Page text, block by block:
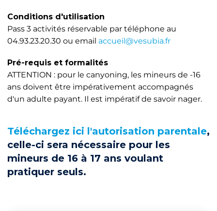
Conditions d'utilisation
Pass 3 activités réservable par téléphone au
04.93.23.20.30 ou email accueil@vesubia.fr
Pré-requis et formalités
ATTENTION : pour le canyoning, les mineurs de -16
ans doivent être impérativement accompagnés
d'un adulte payant. Il est impératif de savoir nager.
Téléchargez ici l'autorisation parentale,
celle-ci sera nécessaire pour les
mineurs de 16 à 17 ans voulant
pratiquer seuls.